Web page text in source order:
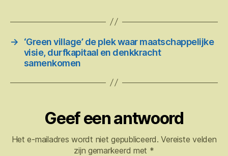
→
‘Green village’ de plek waar maatschappelijke
visie, durfkapitaal en denkkracht
samenkomen
Geef een antwoord
Het e-mailadres wordt niet gepubliceerd. Vereiste velden
zijn gemarkeerd met *